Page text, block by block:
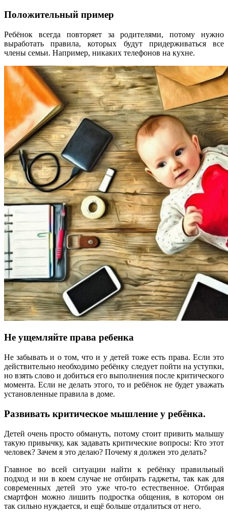
Положительный пример
Ребёнок всегда повторяет за родителями, потому нужно
выработать правила, которых будут придерживаться все
члены семьи. Например, никаких телефонов на кухне.
Не ущемляйте права ребенка
Не забывать и о том, что и у детей тоже есть права. Если это
действительно необходимо ребёнку следует пойти на уступки,
но взять слово и добиться его выполнения после критического
момента. Если не делать этого, то и ребёнок не будет уважать
установленные правила в доме.
Развивать критическое мышление у ребёнка.
Детей очень просто обмануть, потому стоит привить малышу
такую привычку, как задавать критические вопросы: Кто этот
человек? Зачем я это делаю? Почему я должен это делать?
Главное во всей ситуации найти к ребёнку правильный
подход и ни в коем случае не отбирать гаджеты, так как для
современных детей это уже что-то естественное. Отбирая
смартфон можно лишить подростка общения, в котором он
так сильно нуждается, и ещё больше отдалиться от него.